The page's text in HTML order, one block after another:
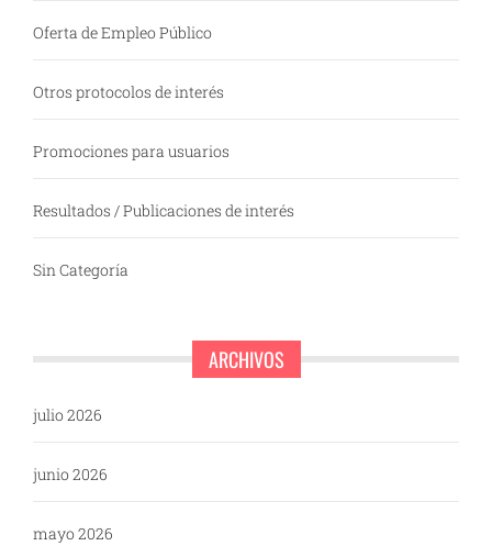
Oferta de Empleo Público
Otros protocolos de interés
Promociones para usuarios
Resultados / Publicaciones de interés
Sin Categoría
ARCHIVOS
julio 2026
junio 2026
mayo 2026